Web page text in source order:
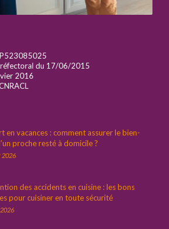
du 17/06/2015
2016
en vacances : comment assurer le bien-
proche resté à domicile ?
2026
des accidents en cuisine : les bons
pour cuisiner en toute sécurité